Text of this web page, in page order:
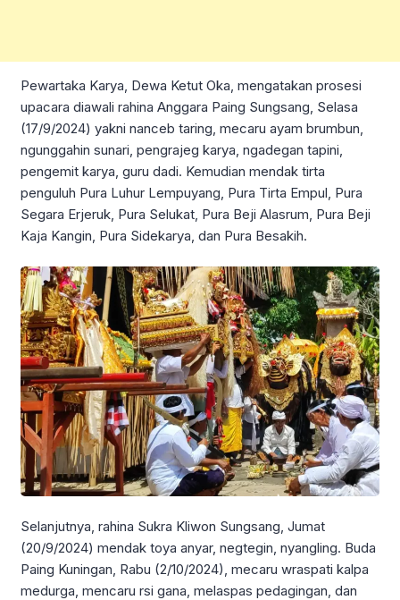
Pewartaka Karya, Dewa Ketut Oka, mengatakan prosesi
upacara diawali rahina Anggara Paing Sungsang, Selasa
(17/9/2024) yakni nanceb taring, mecaru ayam brumbun,
ngunggahin sunari, pengrajeg karya, ngadegan tapini,
pengemit karya, guru dadi. Kemudian mendak tirta
penguluh Pura Luhur Lempuyang, Pura Tirta Empul, Pura
Segara Erjeruk, Pura Selukat, Pura Beji Alasrum, Pura Beji
Kaja Kangin, Pura Sidekarya, dan Pura Besakih.
Selanjutnya, rahina Sukra Kliwon Sungsang, Jumat
(20/9/2024) mendak toya anyar, negtegin, nyangling. Buda
Paing Kuningan, Rabu (2/10/2024), mecaru wraspati kalpa
medurga, mencaru rsi gana, melaspas pedagingan, dan